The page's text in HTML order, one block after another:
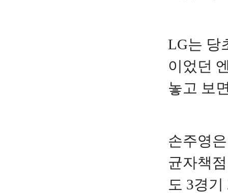
LG는 당
이었던
놓고 보
손주영
균자책
도 3경